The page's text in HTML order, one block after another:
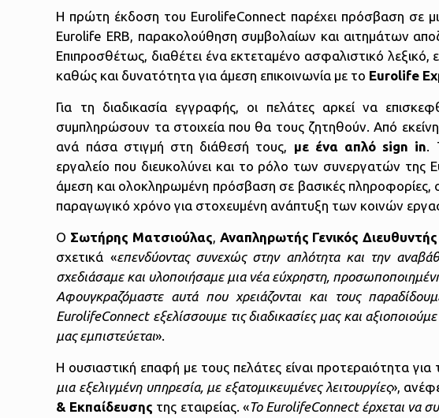
Η πρώτη έκδοση του EurolifeConnect παρέχει πρόσβαση σε
Eurolife ERB, παρακολούθηση συμβολαίων και αιτημάτων
Επιπροσθέτως, διαθέτει ένα εκτεταμένο ασφαλιστικό
καθώς και δυνατότητα για άμεση επικοινωνία με το Eurolife
Για τη διαδικασία εγγραφής, οι πελάτες αρκεί να
συμπληρώσουν τα στοιχεία που θα τους ζητηθούν. Από εκείνη
ανά πάσα στιγμή στη διάθεσή τους, με ένα απλό sign in.
εργαλείο που διευκολύνει και το ρόλο των συνεργατών της
άμεση και ολοκληρωμένη πρόσβαση σε βασικές πληροφορίες,
παραγωγικό χρόνο για στοχευμένη ανάπτυξη των κοινών
Ο Σωτήρης Ματσιούλας, Αναπληρωτής Γενικός
σχετικά «επενδύοντας συνεχώς στην απλότητα και την
σχεδιάσαμε και υλοποιήσαμε μια νέα εύχρηστη,
Αφουγκραζόμαστε αυτά που χρειάζονται και τους
EurolifeConnect εξελίσσουμε τις διαδικασίες μας και
μας εμπιστεύεται».
Η ουσιαστική επαφή με τους πελάτες είναι προτεραιότητα για
μια εξελιγμένη υπηρεσία, με εξατομικευμένες λειτουργίες»,
& Εκπαίδευσης της εταιρείας. «Το EurolifeConnect έρχεται να